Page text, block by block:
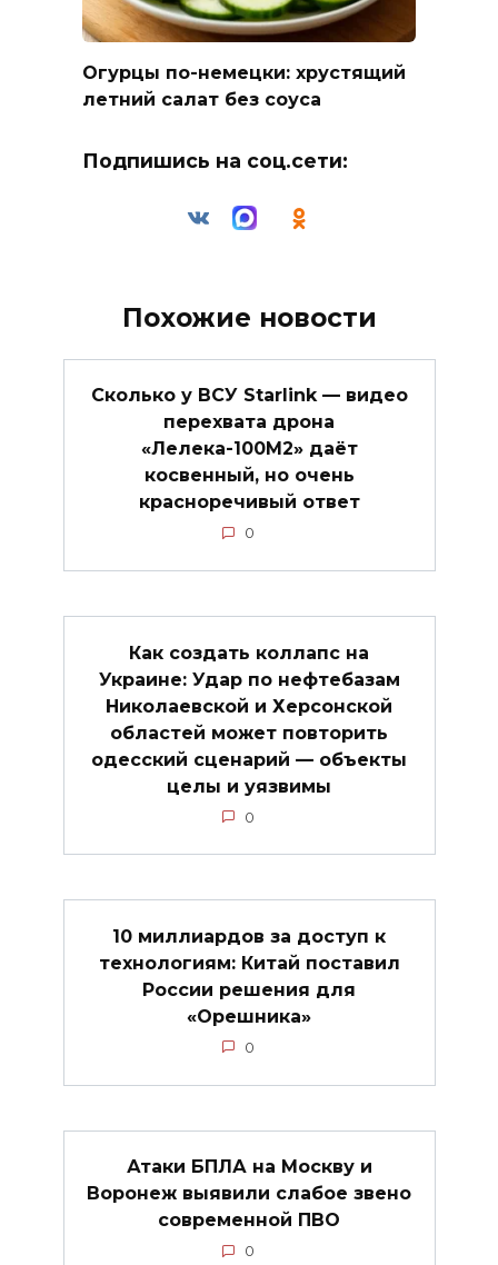
Огурцы по-немецки: хрустящий
летний салат без соуса
Подпишись на соц.сети:
Похожие новости
Сколько у ВСУ Starlink — видео
перехвата дрона
«Лелека-100М2» даёт
косвенный, но очень
красноречивый ответ
0
Как создать коллапс на
Украине: Удар по нефтебазам
Николаевской и Херсонской
областей может повторить
одесский сценарий — объекты
целы и уязвимы
0
10 миллиардов за доступ к
технологиям: Китай поставил
России решения для
«Орешника»
0
Атаки БПЛА на Москву и
Воронеж выявили слабое звено
современной ПВО
0